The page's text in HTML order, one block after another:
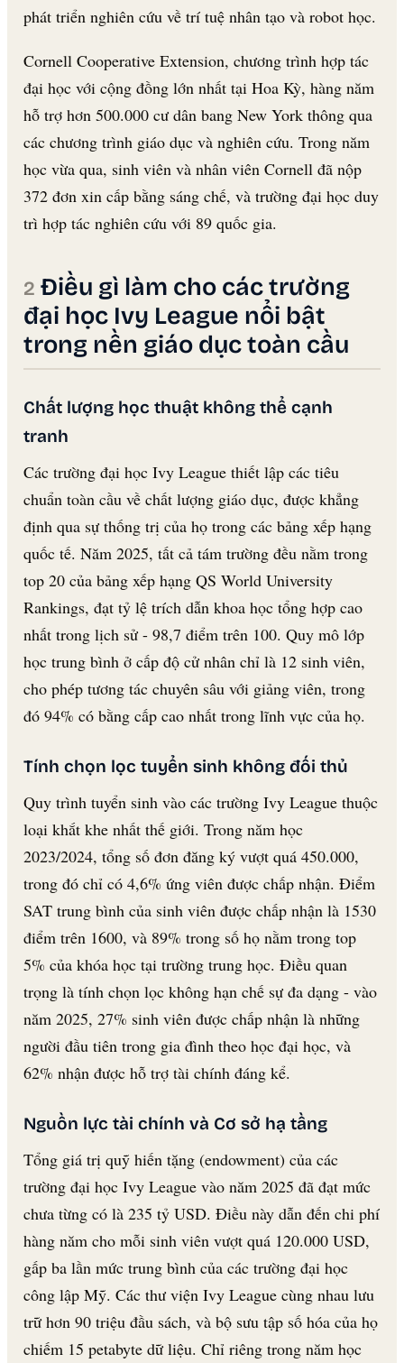
phát triển nghiên cứu về trí tuệ nhân tạo và robot học.
Cornell Cooperative Extension, chương trình hợp tác
đại học với cộng đồng lớn nhất tại Hoa Kỳ, hàng năm
hỗ trợ hơn 500.000 cư dân bang New York thông qua
các chương trình giáo dục và nghiên cứu. Trong năm
học vừa qua, sinh viên và nhân viên Cornell đã nộp
372 đơn xin cấp bằng sáng chế, và trường đại học duy
trì hợp tác nghiên cứu với 89 quốc gia.
Điều gì làm cho các trường
đại học Ivy League nổi bật
trong nền giáo dục toàn cầu
Chất lượng học thuật không thể cạnh
tranh
Các trường đại học Ivy League thiết lập các tiêu
chuẩn toàn cầu về chất lượng giáo dục, được khẳng
định qua sự thống trị của họ trong các bảng xếp hạng
quốc tế. Năm 2025, tất cả tám trường đều nằm trong
top 20 của bảng xếp hạng QS World University
Rankings, đạt tỷ lệ trích dẫn khoa học tổng hợp cao
nhất trong lịch sử - 98,7 điểm trên 100. Quy mô lớp
học trung bình ở cấp độ cử nhân chỉ là 12 sinh viên,
cho phép tương tác chuyên sâu với giảng viên, trong
đó 94% có bằng cấp cao nhất trong lĩnh vực của họ.
Tính chọn lọc tuyển sinh không đối thủ
Quy trình tuyển sinh vào các trường Ivy League thuộc
loại khắt khe nhất thế giới. Trong năm học
2023/2024, tổng số đơn đăng ký vượt quá 450.000,
trong đó chỉ có 4,6% ứng viên được chấp nhận. Điểm
SAT trung bình của sinh viên được chấp nhận là 1530
điểm trên 1600, và 89% trong số họ nằm trong top
5% của khóa học tại trường trung học. Điều quan
trọng là tính chọn lọc không hạn chế sự đa dạng - vào
năm 2025, 27% sinh viên được chấp nhận là những
người đầu tiên trong gia đình theo học đại học, và
62% nhận được hỗ trợ tài chính đáng kể.
Nguồn lực tài chính và Cơ sở hạ tầng
Tổng giá trị quỹ hiến tặng (endowment) của các
trường đại học Ivy League vào năm 2025 đã đạt mức
chưa từng có là 235 tỷ USD. Điều này dẫn đến chi phí
hàng năm cho mỗi sinh viên vượt quá 120.000 USD,
gấp ba lần mức trung bình của các trường đại học
công lập Mỹ. Các thư viện Ivy League cùng nhau lưu
trữ hơn 90 triệu đầu sách, và bộ sưu tập số hóa của họ
chiếm 15 petabyte dữ liệu. Chỉ riêng trong năm học